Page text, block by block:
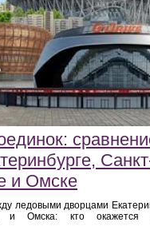
и Омске
ледовыми дворцами
и Омска: кто окажется